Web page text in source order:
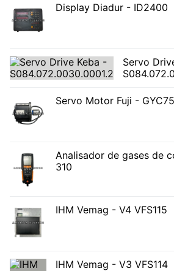
Display Diadur - ID2400
Servo
Servo Motor Fuji -
Analisador de gases de
310
IHM Vemag - V4 VFS115
IHM Vemag - V3 VFS114